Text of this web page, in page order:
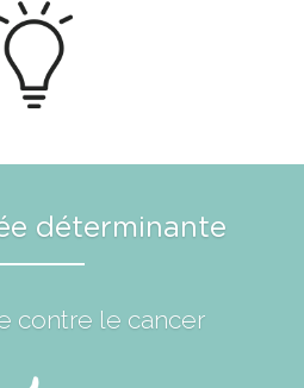
déterminante
contre le cancer